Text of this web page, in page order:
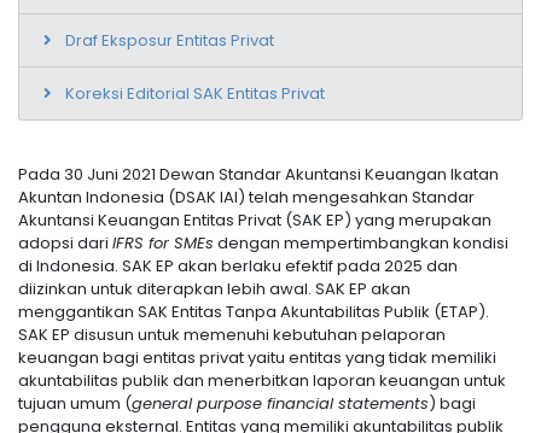
Draf Eksposur Entitas Privat
Koreksi Editorial SAK Entitas Privat
Pada 30 Juni 2021 Dewan Standar Akuntansi Keuangan Ikatan
Akuntan Indonesia (DSAK IAI) telah mengesahkan Standar
Akuntansi Keuangan Entitas Privat (SAK EP) yang merupakan
adopsi dari IFRS for SMEs dengan mempertimbangkan kondisi
di Indonesia. SAK EP akan berlaku efektif pada 2025 dan
diizinkan untuk diterapkan lebih awal. SAK EP akan
menggantikan SAK Entitas Tanpa Akuntabilitas Publik (ETAP).
SAK EP disusun untuk memenuhi kebutuhan pelaporan
keuangan bagi entitas privat yaitu entitas yang tidak memiliki
akuntabilitas publik dan menerbitkan laporan keuangan untuk
tujuan umum (general purpose financial statements) bagi
pengguna eksternal. Entitas yang memiliki akuntabilitas publik